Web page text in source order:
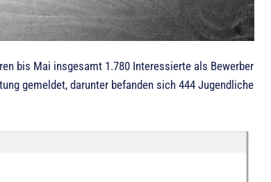
bis Mai insgesamt 1.780 Interessierte als Bewerber
gemeldet, darunter befanden sich 444 Jugendliche